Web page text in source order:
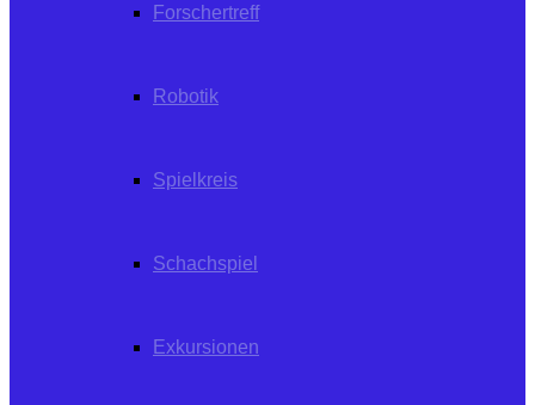
Forschertreff
Robotik
Spielkreis
Schachspiel
Exkursionen